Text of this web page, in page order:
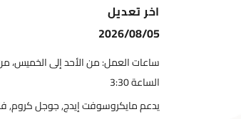
اخر تعديل
2026/08/05
الساعة 3:30
يدعم مايكروسوفت إيدج, جوجل